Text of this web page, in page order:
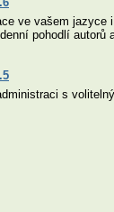
ve vašem
pohodlí autorů
s